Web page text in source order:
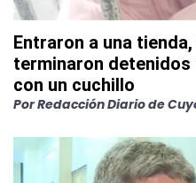
Entraron a una
terminaron
con un cuchillo
PorRedacción Diario de